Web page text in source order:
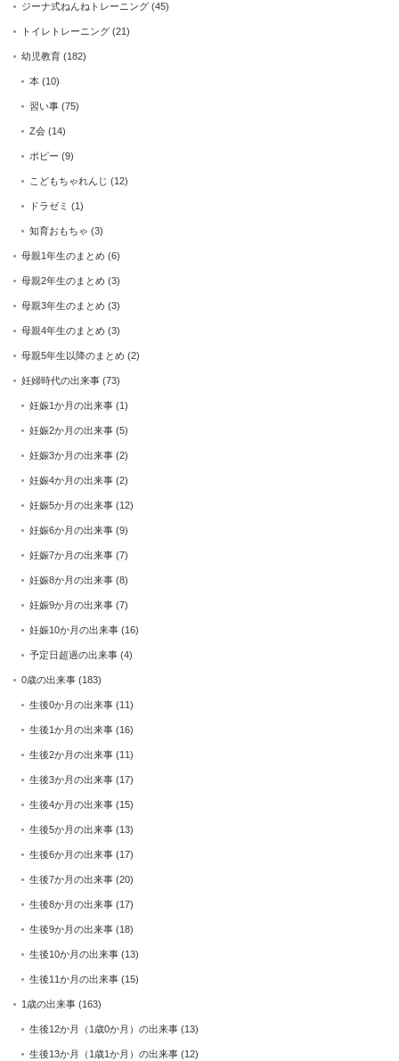
ジーナ式ねんねトレーニング (45)
トイレトレーニング (21)
幼児教育 (182)
本 (10)
習い事 (75)
Z会 (14)
ポピー (9)
こどもちゃれんじ (12)
ドラゼミ (1)
知育おもちゃ (3)
母親1年生のまとめ (6)
母親2年生のまとめ (3)
母親3年生のまとめ (3)
母親4年生のまとめ (3)
母親5年生以降のまとめ (2)
妊婦時代の出来事 (73)
妊娠1か月の出来事 (1)
妊娠2か月の出来事 (5)
妊娠3か月の出来事 (2)
妊娠4か月の出来事 (2)
妊娠5か月の出来事 (12)
妊娠6か月の出来事 (9)
妊娠7か月の出来事 (7)
妊娠8か月の出来事 (8)
妊娠9か月の出来事 (7)
妊娠10か月の出来事 (16)
予定日超過の出来事 (4)
0歳の出来事 (183)
生後0か月の出来事 (11)
生後1か月の出来事 (16)
生後2か月の出来事 (11)
生後3か月の出来事 (17)
生後4か月の出来事 (15)
生後5か月の出来事 (13)
生後6か月の出来事 (17)
生後7か月の出来事 (20)
生後8か月の出来事 (17)
生後9か月の出来事 (18)
生後10か月の出来事 (13)
生後11か月の出来事 (15)
1歳の出来事 (163)
生後12か月（1歳0か月）の出来事 (13)
生後13か月（1歳1か月）の出来事 (12)